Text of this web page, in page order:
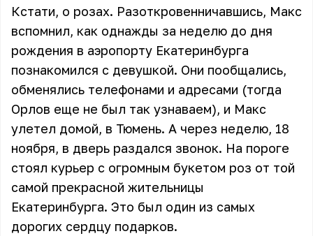
Кстати, о розах. Разоткровенничавшись, Макс
вспомнил, как однажды за неделю до дня
рождения в аэропорту Екатеринбурга
познакомился с девушкой. Они пообщались,
обменялись телефонами и адресами (тогда
Орлов еще не был так узнаваем), и Макс
улетел домой, в Тюмень. А через неделю, 18
ноября, в дверь раздался звонок. На пороге
стоял курьер с огромным букетом роз от той
самой прекрасной жительницы
Екатеринбурга. Это был один из самых
дорогих сердцу подарков.